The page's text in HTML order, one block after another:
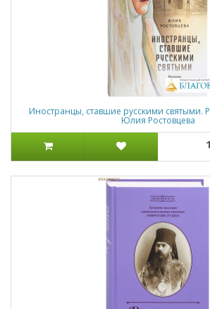
Иностранцы, ставшие русскими святыми.
Юлия Ростовцева